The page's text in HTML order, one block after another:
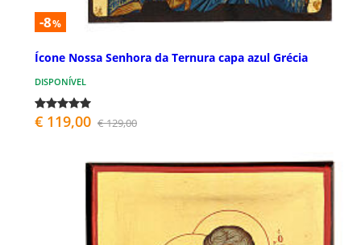
-8%
Ícone Nossa Senhora da Ternura capa azul Grécia
DISPONÍVEL
€ 119,00 € 129,00